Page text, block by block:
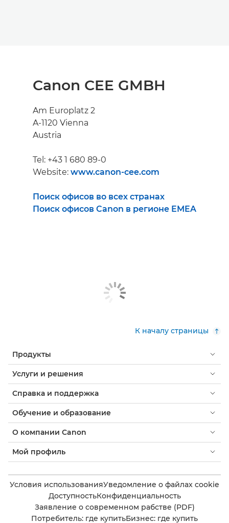
Canon CEE GMBH
Am Europlatz 2
A-1120 Vienna
Austria
Tel: +43 1 680 89-0
Website: www.canon-cee.com
Поиск офисов во всех странах
Поиск офисов Canon в регионе EMEA
К началу страницы
Продукты
Услуги и решения
Справка и поддержка
Обучение и образование
О компании Canon
Мой профиль
Условия использованияУведомление о файлах cookie
ДоступностьКонфиденциальность
Заявление о современном рабстве (PDF)
Потребитель: где купитьБизнес: где купить